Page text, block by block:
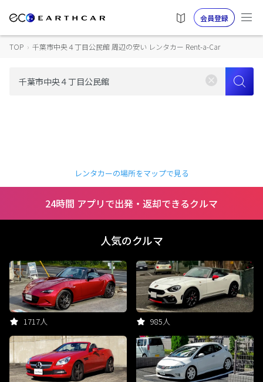
会員登録
TOP › 千葉市中央４丁目公民館 周辺の安い レンタカー Rent-a-Car
レンタカーの場所をマップで見る
24時間 アプリで出発・返却できるクルマ
人気のクルマ
1717人 985人